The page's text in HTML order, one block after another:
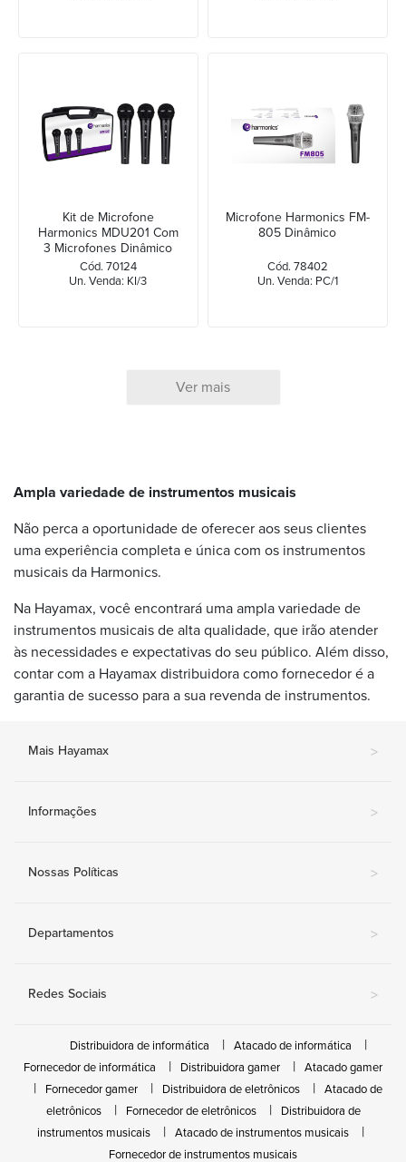
Kit de Microfone
Harmonics MDU201 Com
3 Microfones Dinâmico
Cardióide
Cód. 70124
Un. Venda: KI/3
Microfone Harmonics FM-
805 Dinâmico
Cód. 78402
Un. Venda: PC/1
Ver mais
Ampla variedade de instrumentos musicais
Não perca a oportunidade de oferecer aos seus clientes
uma experiência completa e única com os instrumentos
musicais da Harmonics.
Na Hayamax, você encontrará uma ampla variedade de
instrumentos musicais de alta qualidade, que irão atender
às necessidades e expectativas do seu público. Além disso,
contar com a Hayamax distribuidora como fornecedor é a
garantia de sucesso para a sua revenda de instrumentos.
Mais Hayamax >
Informações >
Nossas Políticas >
Departamentos >
Redes Sociais >
Distribuidora de informática
Atacado de informática
Fornecedor de informática
Distribuidora gamer
Atacado gamer
Fornecedor gamer
Distribuidora de eletrônicos
Atacado de
eletrônicos
Fornecedor de eletrônicos
Distribuidora de
instrumentos musicais
Atacado de instrumentos musicais
Fornecedor de instrumentos musicais